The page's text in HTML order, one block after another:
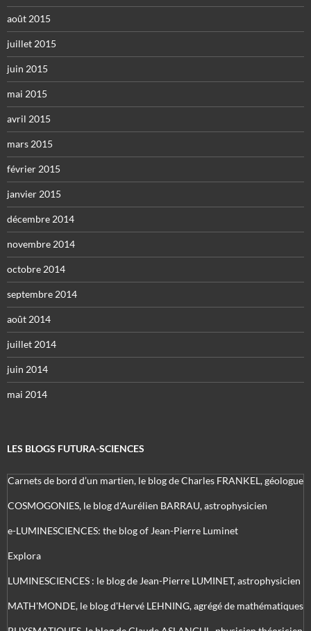
août 2015
juillet 2015
juin 2015
mai 2015
avril 2015
mars 2015
février 2015
janvier 2015
décembre 2014
novembre 2014
octobre 2014
septembre 2014
août 2014
juillet 2014
juin 2014
mai 2014
LES BLOGS FUTURA-SCIENCES
Carnets de bord d’un martien, le blog de Charles FRANKEL, géologue
COSMOGONIES, le blog d'Aurélien BARRAU, astrophysicien
e-LUMINESCIENCES: the blog of Jean-Pierre Luminet
Explora
LUMINESCIENCES : le blog de Jean-Pierre LUMINET, astrophysicien
MATH'MONDE, le blog d'Hervé LEHNING, agrégé de mathématiques